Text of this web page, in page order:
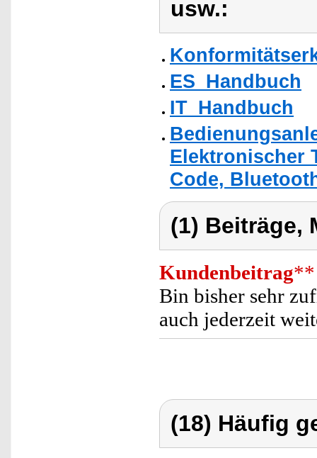
usw.:
ES_Handbuch
IT_Handbuch
Elektronischer
Code,
(1) Beiträge,
Kundenbeitrag**
Bin bisher sehr
auch jederzeit
(18) Häufig